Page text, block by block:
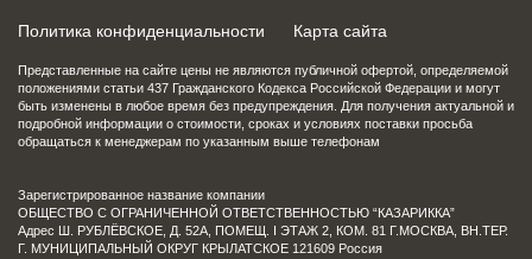
Политика конфиденциальности Карта сайта
Представленные на сайте цены не являются публичной офертой, определяемой
положениями статьи 437 Гражданского Кодекса Российской Федерации и могут
быть изменены в любое время без предупреждения. Для получения актуальной и
подробной информации о стоимости, сроках и условиях поставки просьба
обращаться к менеджерам по указанным выше телефонам
Зарегистрированное название компании
ОБЩЕСТВО С ОГРАНИЧЕННОЙ ОТВЕТСТВЕННОСТЬЮ “КАЗАРИККА”
Адрес Ш. РУБЛЁВСКОЕ, Д. 52А, ПОМЕЩ. I ЭТАЖ 2, КОМ. 81 Г.МОСКВА, ВН.ТЕР.
Г. МУНИЦИПАЛЬНЫЙ ОКРУГ КРЫЛАТСКОЕ 121609 Россия